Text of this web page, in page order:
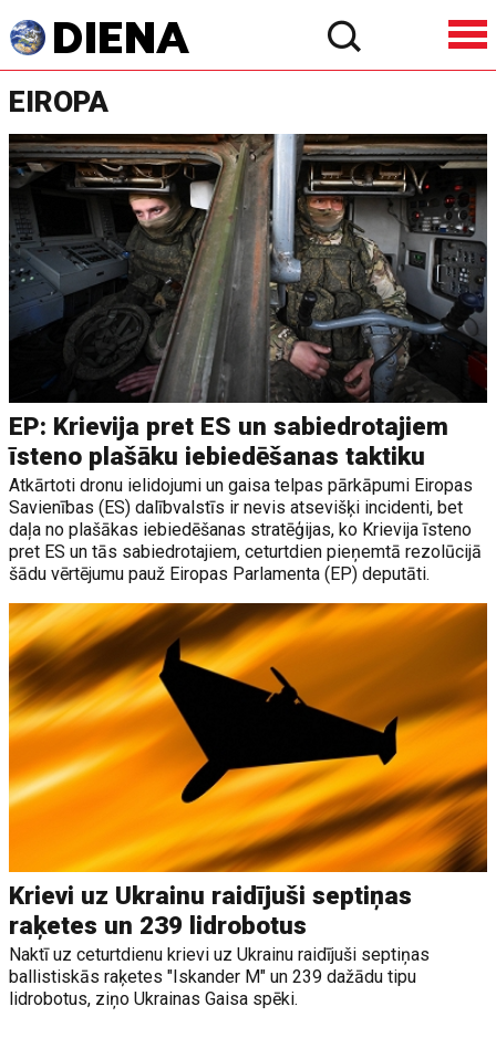
EIROPA
EP: Krievija pret ES un sabiedrotajiem
īsteno plašāku iebiedēšanas taktiku
Atkārtoti dronu ielidojumi un gaisa telpas pārkāpumi Eiropas
Savienības (ES) dalībvalstīs ir nevis atsevišķi incidenti, bet
daļa no plašākas iebiedēšanas stratēģijas, ko Krievija īsteno
pret ES un tās sabiedrotajiem, ceturtdien pieņemtā rezolūcijā
šādu vērtējumu pauž Eiropas Parlamenta (EP) deputāti.
Krievi uz Ukrainu raidījuši septiņas
raķetes un 239 lidrobotus
Naktī uz ceturtdienu krievi uz Ukrainu raidījuši septiņas
ballistiskās raķetes "Iskander M" un 239 dažādu tipu
lidrobotus, ziņo Ukrainas Gaisa spēki.